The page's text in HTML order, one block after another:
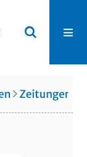
Zeitungen